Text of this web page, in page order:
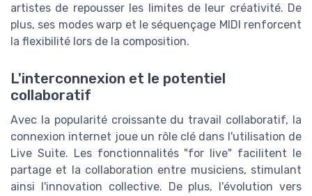
artistes de repousser les limites de leur créativité. De
plus, ses modes warp et le séquençage MIDI renforcent
la flexibilité lors de la composition.
L'interconnexion et le potentiel
collaboratif
Avec la popularité croissante du travail collaboratif, la
connexion internet joue un rôle clé dans l'utilisation de
Live Suite. Les fonctionnalités "for live" facilitent le
partage et la collaboration entre musiciens, stimulant
ainsi l'innovation collective. De plus, l'évolution vers